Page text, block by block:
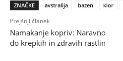
ZNAČKE avstralija bazen klor
Prejšnji članek
Namakanje kopriv: Naravno
do krepkih in zdravih rastlin